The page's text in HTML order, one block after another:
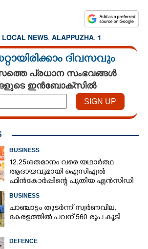
LOCAL NEWS, ALAPPUZHA, 1
ദിവസവും
പ്രധാന സംഭവങ്ങൾ
ഇൻബോക്സിൽ
BUSINESS
12.25ശതമാനം വരെ യഥാർത്ഥ
ആദായവുമായി ഐസിഎൽ
ഫിൻകോർപ്പിന്റെ പുതിയ എൻസിഡി
ഇഷ്യു ആരംഭിക്കുന്നു
BUSINESS
ചാഞ്ചാട്ടം തുടർന്ന് സ്വർണവില,
കേരളത്തിൽ പവന് 560 രൂപ കൂടി
DEFENCE